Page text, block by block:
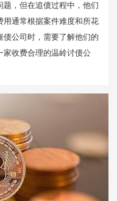
，但在追债过程中，他们
用通常根据案件难度和所花
债公司时，需要了解他们的
家收费合理的温岭讨债公